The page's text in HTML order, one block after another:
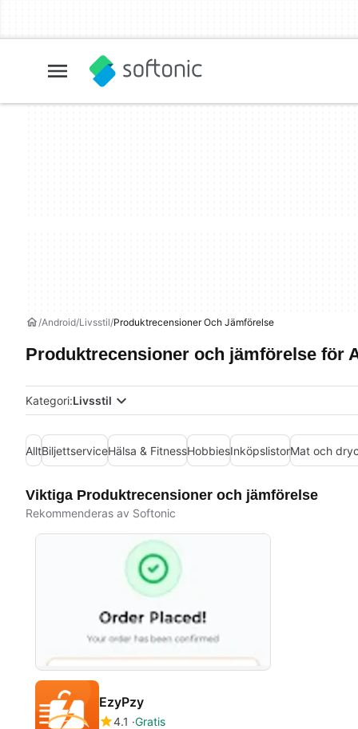
Android Livsstil Produktrecensioner Och Jämförelse
Produktrecensioner och jämförelse för
Kategori:Livsstil
AlltBiljettserviceHälsa & FitnessHobbiesInköpslistorMat och
Viktiga Produktrecensioner och jämförelse
Rekommenderas av Softonic
EzyPzy
4.1 Gratis